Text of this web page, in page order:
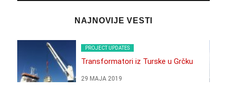
NAJNOVIJE VESTI
PROJECT UPDATES
Transformatori iz Turske u Grčku
29 МАЈА 2019